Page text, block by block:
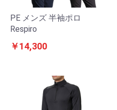
PE メンズ 半袖ポロ
Respiro
￥14,300